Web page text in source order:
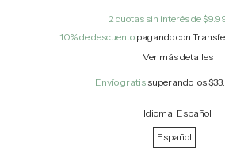
2 cuotas sin interés de
10% de descuento pagando con
Ver más detalles
Envío gratis superando los
Idioma: Español
Español